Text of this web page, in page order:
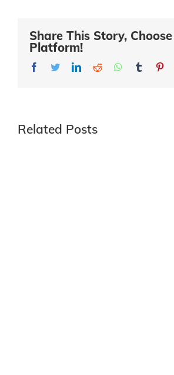
Share This Story,
Platform!
Facebook
TwitterLinkedIn
Reddit Whatsapp
Tumblr
Related Posts